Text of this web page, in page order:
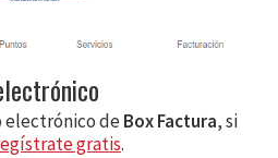
electrónico deBox Factura, si
gratis.